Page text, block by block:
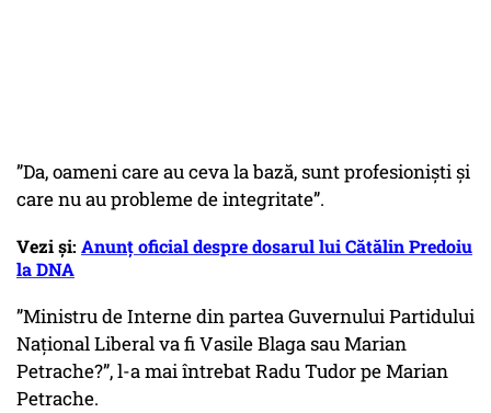
”Da, oameni care au ceva la bază, sunt profesioniști și
care nu au probleme de integritate”.
Vezi și: Anunț oficial despre dosarul lui Cătălin Predoiu
la DNA
”Ministru de Interne din partea Guvernului Partidului
Național Liberal va fi Vasile Blaga sau Marian
Petrache?”, l-a mai întrebat Radu Tudor pe Marian
Petrache.